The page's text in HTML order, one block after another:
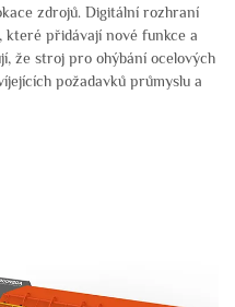
zdrojů. Digitální rozhraní
které přidávají nové funkce a
že stroj pro ohýbání ocelových
požadavků průmyslu a